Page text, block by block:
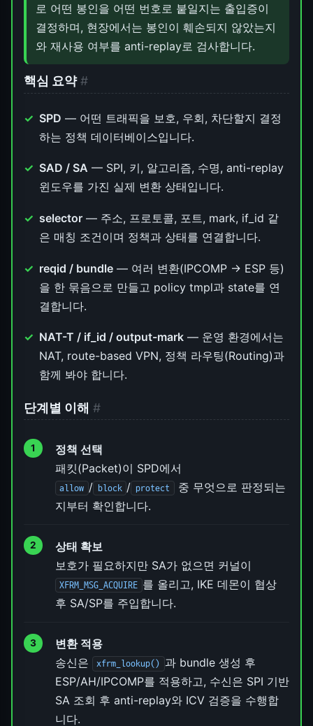
로 어떤 봉인을 어떤 번호로 붙일지는 출입증이
결정하며, 현장에서는 봉인이 훼손되지 않았는지
와 재사용 여부를 anti-replay로 검사합니다.
핵심 요약 #
SPD — 어떤 트래픽을 보호, 우회, 차단할지 결정
하는 정책 데이터베이스입니다.
SAD / SA — SPI, 키, 알고리즘, 수명, anti-replay
윈도우를 가진 실제 변환 상태입니다.
selector — 주소, 프로토콜, 포트, mark, if_id 같
은 매칭 조건이며 정책과 상태를 연결합니다.
reqid / bundle — 여러 변환(IPCOMP → ESP 등)
을 한 묶음으로 만들고 policy tmpl과 state를 연
결합니다.
NAT-T / if_id / output-mark — 운영 환경에서는
NAT, route-based VPN, 정책 라우팅(Routing)과
함께 봐야 합니다.
단계별 이해 #
정책 선택
패킷(Packet)이 SPD에서
allow / block / protect 중 무엇으로 판정되는
지부터 확인합니다.
상태 확보
보호가 필요하지만 SA가 없으면 커널이
XFRM_MSG_ACQUIRE 를 올리고, IKE 데몬이 협상
후 SA/SP를 주입합니다.
변환 적용
송신은
xfrm_lookup() 과 bundle 생성 후
ESP/AH/IPCOMP를 적용하고, 수신은 SPI 기반
SA 조회 후 anti-replay와 ICV 검증을 수행합
니다.